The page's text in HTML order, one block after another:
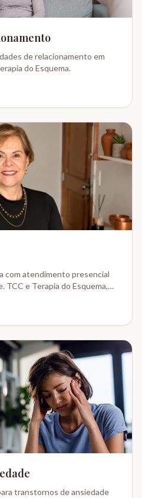
de relacionamento em
do Esquema.
com atendimento presencial
TCC e Terapia do Esquema,
transtornos de ansiedade